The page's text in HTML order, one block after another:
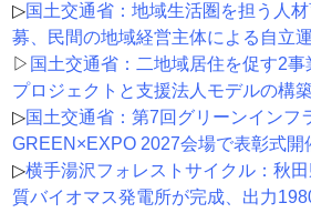
▷国土交通省：地域生活圏を担う人
募、民間の地域経営主体による自立
▷ 国土交通省：二地域居住を促す2
プロジェクトと支援法人モデルの構
▷国土交通省：第7回グリーンインフ
GREEN×EXPO 2027会場で表彰式開
▷横手湯沢フォレストサイクル：秋
質バイオマス発電所が完成、出力